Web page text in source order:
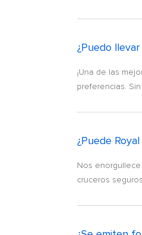
¿Puedo
¡Una de las
preferencias.
¿Puede
Nos
cruceros